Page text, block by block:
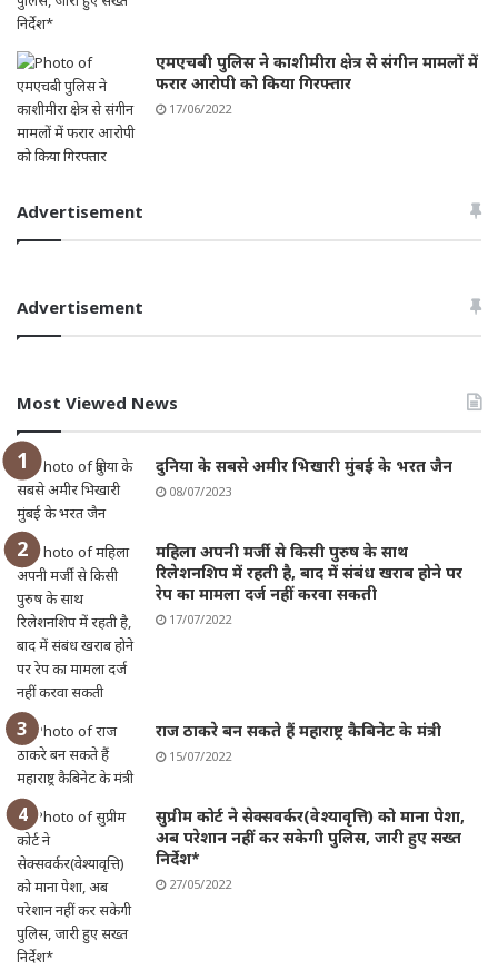
एमएचबी पुलिस ने काशीमीरा क्षेत्र से संगीन मामलों में
फरार आरोपी को किया गिरफ्तार
17/06/2022
Advertisement
Advertisement
Most Viewed News
दुनिया के सबसे अमीर भिखारी मुंबई के भरत जैन
08/07/2023
महिला अपनी मर्जी से किसी पुरुष के साथ
रिलेशनशिप में रहती है, बाद में संबंध खराब होने पर
रेप का मामला दर्ज नहीं करवा सकती
17/07/2022
राज ठाकरे बन सकते हैं महाराष्ट्र कैबिनेट के मंत्री
15/07/2022
सुप्रीम कोर्ट ने सेक्सवर्कर(वेश्यावृत्ति) को माना पेशा,
अब परेशान नहीं कर सकेगी पुलिस, जारी हुए सख्त
निर्देश*
27/05/2022